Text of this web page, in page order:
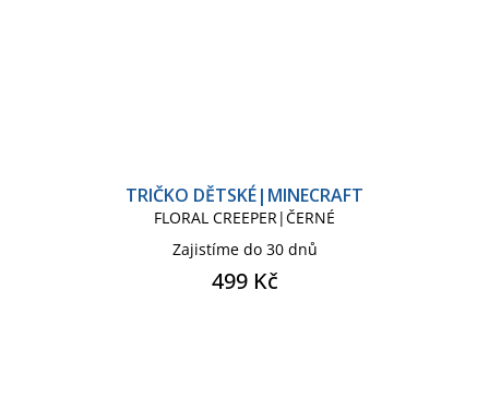
TRIČKO DĚTSKÉ|MINECRAFT
FLORAL CREEPER|ČERNÉ
Zajistíme do 30 dnů
499 Kč